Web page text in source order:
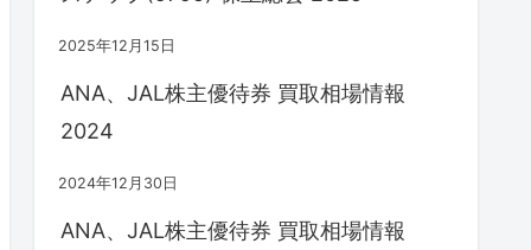
2025年12月15日
ANA、JAL株主優待券 買取相場情報
2024
2024年12月30日
ANA、JAL株主優待券 買取相場情報